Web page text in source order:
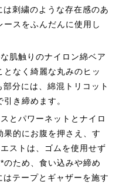
刺繍のような存在感のあ
スをふんだんに使用し
肌触りのナイロン綿ベア
なく綺麗な丸みのヒッ
分には、綿混トリコット
き締めます。
とパワーネットとナイロ
果的にお腹を押さえ、す
ストは、ゴムを使用せず
ため、食い込みや締め
テープとギャザーを施す